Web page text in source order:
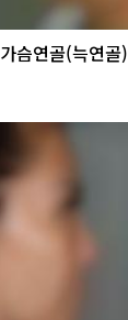
가슴연골(늑연